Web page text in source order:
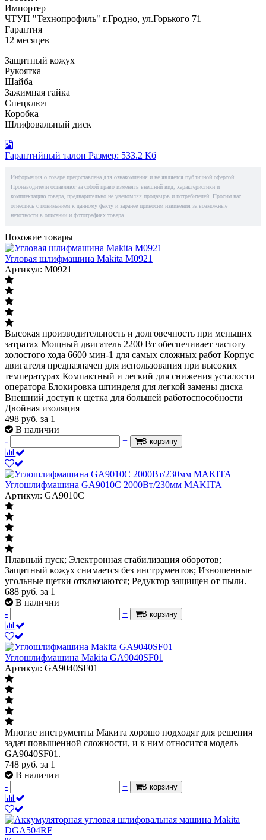
Импортер
ЧТУП "Технопрофиль" г.Гродно, ул.Горького 71
Гарантия
12 месяцев
Защитный кожух
Рукоятка
Шайба
Зажимная гайка
Спецключ
Коробка
Шлифовальный диск
Гарантийный талон Размер: 533.2 Кб
Информация о товаре предоставлена для ознакомления и не является публичной офертой.
Производители оставляют за собой право изменять внешний вид, характеристики и
комплектацию товара, предварительно не уведомляя продавцов и потребителей. Просим вас
отнестись с пониманием к данному факту и заранее приносим извинения за возможные
неточности в описании и фотографиях товара.
Похожие товары
Угловая шлифмашина Makita M0921
Артикул: M0921
Высокая производительность и долговечность при меньших
затратах Мощный двигатель 2200 Вт обеспечивает частоту
холостого хода 6600 мин-1 для самых сложных работ Корпус
двигателя предназначен для использования при высоких
температурах Компактный и легкий для снижения усталости
оператора Блокировка шпинделя для легкой замены диска
Внешний доступ к щетка для большей работоспособности
Двойная изоляция
498 руб. за 1
В наличии
-
+ В корзину
Углошлифмашина GA9010C 2000Вт/230мм MAKITA
Артикул: GA9010C
Плавный пуск; Электронная стабилизация оборотов;
Защитный кожух снимается без инструментов; Изношенные
угольные щетки отключаются; Редуктор защищен от пыли.
688 руб. за 1
В наличии
-
+ В корзину
Углошлифмашина Makita GA9040SF01
Артикул: GA9040SF01
Многие инструменты Макита хорошо подходят для решения
задач повышенной сложности, и к ним относится модель
GA9040SF01.
748 руб. за 1
В наличии
-
+ В корзину